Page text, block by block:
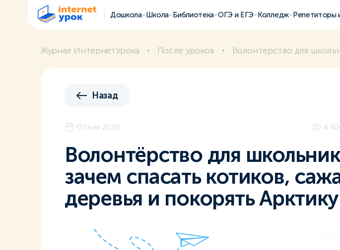
Дошкола Школа Библиотека ОГЭ и ЕГЭ Колледж Репетиторы
Журнал ИнтернетУрока После уроков Волонтёрство для
Назад
07 мая 2026 4
Волонтёрство для
зачем спасать котиков,
деревья и покорять Арктику